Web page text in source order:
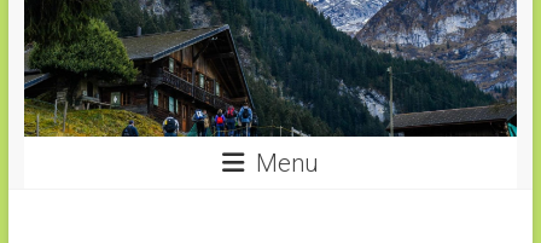
Menu